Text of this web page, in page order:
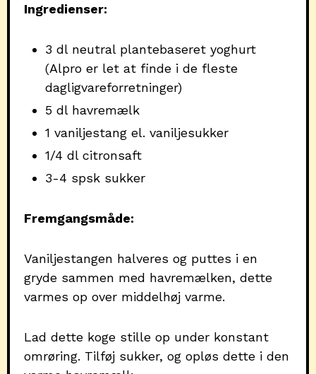
Ingredienser:
3 dl neutral plantebaseret yoghurt
(Alpro er let at finde i de fleste
dagligvareforretninger)
5 dl havremælk
1 vaniljestang el. vaniljesukker
1/4 dl citronsaft
3-4 spsk sukker
Fremgangsmåde:
Vaniljestangen halveres og puttes i en
gryde sammen med havremælken, dette
varmes op over middelhøj varme.
Lad dette koge stille op under konstant
omrøring. Tilføj sukker, og opløs dette i den